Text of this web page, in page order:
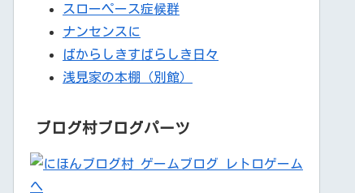
スローペース症候群
ナンセンスに
ばからしきすばらしき日々
浅見家の本棚（別館）
ブログ村ブログパーツ